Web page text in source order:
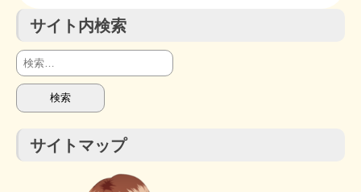
サイト内検索
検
索:
サイトマップ